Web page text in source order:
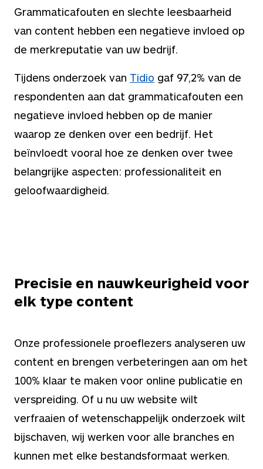
Grammaticafouten en slechte leesbaarheid
van content hebben een negatieve invloed op
de merkreputatie van uw bedrijf.
Tijdens onderzoek van Tidio gaf 97,2% van de
respondenten aan dat grammaticafouten een
negatieve invloed hebben op de manier
waarop ze denken over een bedrijf. Het
beïnvloedt vooral hoe ze denken over twee
belangrijke aspecten: professionaliteit en
geloofwaardigheid.
Precisie en nauwkeurigheid voor
elk type content
Onze professionele proeflezers analyseren uw
content en brengen verbeteringen aan om het
100% klaar te maken voor online publicatie en
verspreiding. Of u nu uw website wilt
verfraaien of wetenschappelijk onderzoek wilt
bijschaven, wij werken voor alle branches en
kunnen met elke bestandsformaat werken.